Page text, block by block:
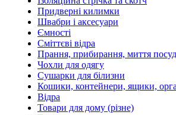
Придверні килимки
Швабри і аксесуари
Ємності
Сміттєві відра
Прання, прибирання, миття
Чохли для одягу
Сушарки для білизни
Кошики, контейнери, ящики,
Відра
Товари для дому (різне)